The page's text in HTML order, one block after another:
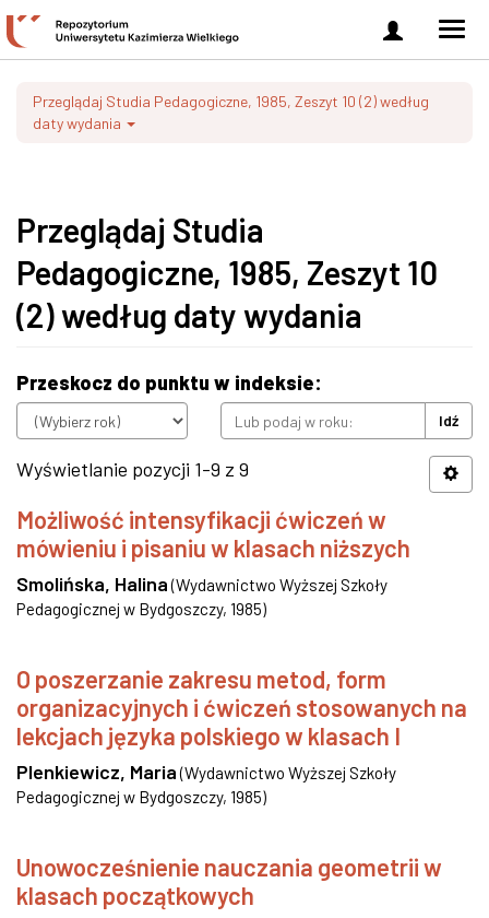
Zaloguj
się
Przeglądaj Studia Pedagogiczne, 1985, Zeszyt 10 (2) według
daty wydania
Przeglądaj Studia
Pedagogiczne, 1985, Zeszyt 10
(2) według daty wydania
Przeskocz do punktu w indeksie:
Idź
Wyświetlanie pozycji 1-9 z 9
Możliwość intensyfikacji ćwiczeń w
mówieniu i pisaniu w klasach niższych
Smolińska, Halina (Wydawnictwo Wyższej Szkoły
Pedagogicznej w Bydgoszczy, 1985)
O poszerzanie zakresu metod, form
organizacyjnych i ćwiczeń stosowanych na
lekcjach języka polskiego w klasach I
Plenkiewicz, Maria (Wydawnictwo Wyższej Szkoły
Pedagogicznej w Bydgoszczy, 1985)
Unowocześnienie nauczania geometrii w
klasach początkowych